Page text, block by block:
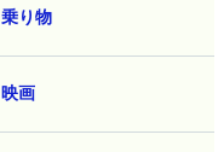
乗り物
映画